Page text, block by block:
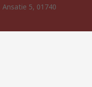
Ansatie 5, 01740